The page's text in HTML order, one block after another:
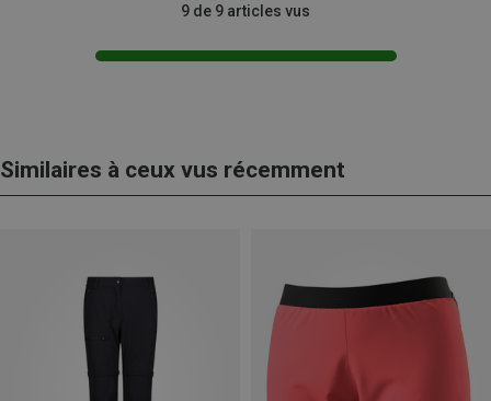
9 de 9 articles vus
Similaires à ceux vus récemment